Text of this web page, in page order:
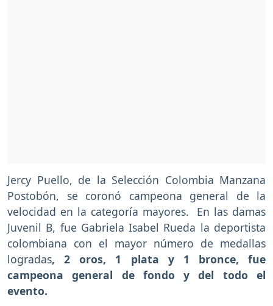
Jercy Puello, de la Selección Colombia Manzana
Postobón, se coronó campeona general de la
velocidad en la categoría mayores. En las damas
Juvenil B, fue Gabriela Isabel Rueda la deportista
colombiana con el mayor número de medallas
logradas, 2 oros, 1 plata y 1 bronce, fue
campeona general de fondo y del todo el
evento.